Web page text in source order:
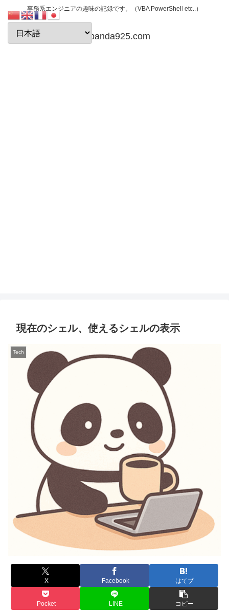
事務系エンジニアの趣味の記録です。（VBA PowerShell etc..）
papanda925.com
現在のシェル、使えるシェルの表示
Tech
X Facebook はてブ
Pocket LINE コピー